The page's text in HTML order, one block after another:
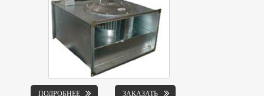
ПОДРОБНЕЕ ЗАКАЗАТЬ